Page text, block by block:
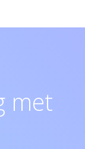
met